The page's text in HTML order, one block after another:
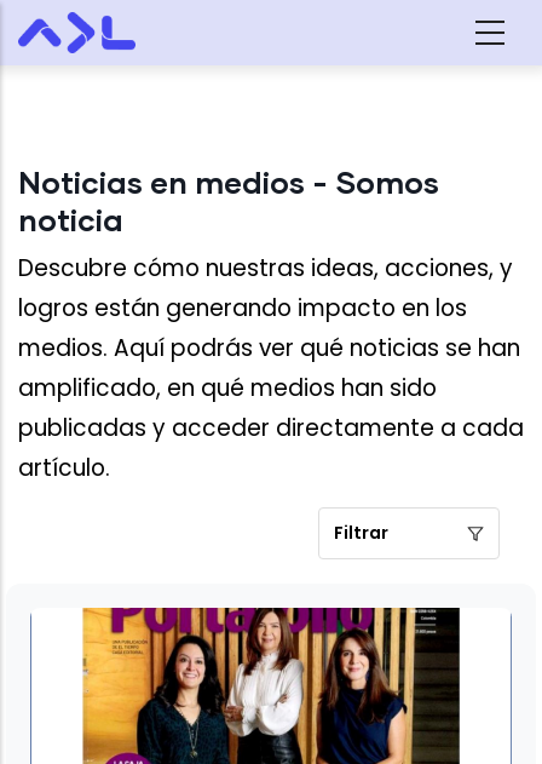
Skip to main content
Noticias en medios - Somos
noticia
Descubre cómo nuestras ideas, acciones, y
logros están generando impacto en los
medios. Aquí podrás ver qué noticias se han
amplificado, en qué medios han sido
publicadas y acceder directamente a cada
artículo.
Filtrar